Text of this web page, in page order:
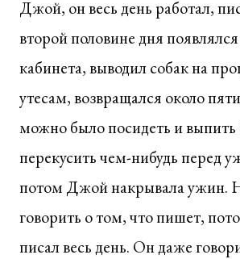
Джой, он весь день работал,
второй половине дня появлялся
кабинета, выводил собак на
утесам, возвращался около
можно было посидеть и выпить
перекусить чем-нибудь перед
потом Джой накрывала ужин.
говорить о том, что пишет,
писал весь день. Он даже